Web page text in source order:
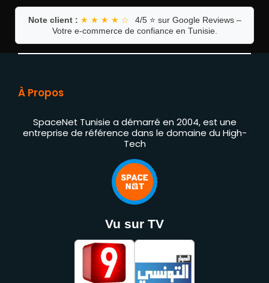
Note client : ★ ★ ★ ★ ☆
4/5 ⭐ sur Google Reviews –
Votre e-commerce de confiance en Tunisie.
À Propos
SpaceNet Tunisie a démarré en 2004, est une
entreprise de référence dans le domaine du High-
Tech
Vu sur TV